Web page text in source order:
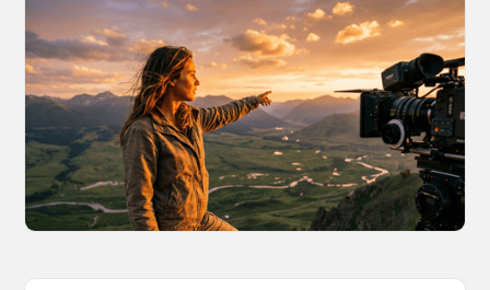
AI World Building for Content Creators:
A More Consistent Approach to AI
Content
Learn why building persistent AI worlds beats
one-off video generation for content creators,
and how to create such 3D environments with
OpenArt Worlds.
March 26, 2026